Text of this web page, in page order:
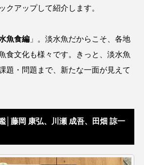
ケギバチ アリゲーターガー
カ イカナゴ イクラ
トウ イトヒキアジ
ウミウシ エイ
クアップして紹介します。
魚食編 」。淡水魚だからこそ、各地
食文化も様々です。
きっと、淡水魚
題・問題まで、 新たな一面が見えて
│藤岡 康弘、川瀬 成吾、田畑 諒一